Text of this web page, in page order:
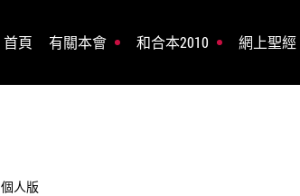
首頁 有關本會 和合本2010 網上聖經
個人版